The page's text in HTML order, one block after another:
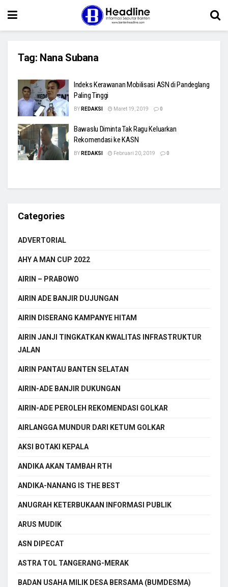
Tag: Nana Subana
Indeks Kerawanan Mobilisasi ASN di Pandeglang
Paling Tinggi
BY REDAKSI Maret 19, 2019 0
Bawaslu Diminta Tak Ragu Keluarkan
Rekomendasi ke KASN
BY REDAKSI Februari 20, 2019 0
Categories
ADVERTORIAL
AHY A MAN CUP 2022
AIRIN – PRABOWO
AIRIN ADE BANJIR DUJUNGAN
AIRIN DISERANG KAMPANYE HITAM
AIRIN JANJI TINGKATKAN KWALITAS INFRASTRUKTUR
JALAN
AIRIN PANTAU BANTEN SELATAN
AIRIN-ADE BANJIR DUKUNGAN
AIRIN-ADE PEROLEH REKOMENDASI GOLKAR
AIRLANGGA MUNDUR DARI KETUM GOLKAR
AKSI BOTAKI KEPALA
ANDIKA AKAN TAMBAH RTH
ANDIKA-NANANG IS THE BEST
ANUGRAH KETERBUKAAN INFORMASI PUBLIK
ARUS MUDIK
ASN DIPECAT
ASTRA TOL TANGERANG-MERAK
BADAN USAHA MILIK DESA BERSAMA (BUMDESMA)